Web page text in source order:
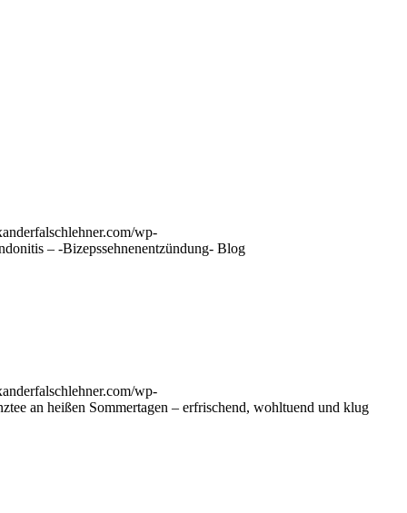
wp-
– -Bizepssehnenentzündung- Blog
wp-
an heißen Sommertagen – erfrischend, wohltuend und klug